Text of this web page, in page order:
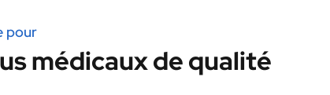
pour
médicaux de qualité